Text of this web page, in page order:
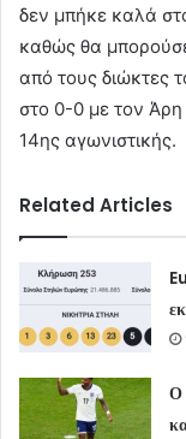
δεν μπήκε καλά
καθώς θα
από τους διώκτες
στο 0-0 με τον Άρη
14ης αγωνιστικής.
Related Articles
Ο